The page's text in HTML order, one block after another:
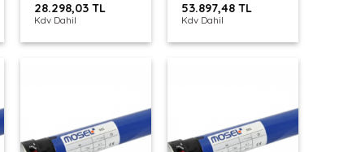
28.298,03TL
Kdv Dahil
53.897,48TL
Kdv Dahil